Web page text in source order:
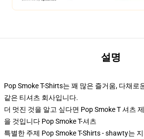
설명
Pop Smoke T-Shirts는 꽤 많은 즐거움, 다채로
같은 티셔츠 회사입니다.
더 멋진 것을 알고 싶다면 Pop Smoke T 셔츠
을 것입니다 Pop Smoke T-셔츠
특별한 주제 Pop Smoke T-Shirts - shawty는